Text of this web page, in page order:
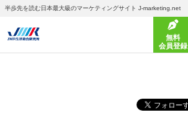
半歩先を読む日本最大級のマーケティングサイト J-marketing.net
無料
会員登録